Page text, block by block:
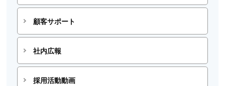
顧客サポート
社内広報
採用活動動画